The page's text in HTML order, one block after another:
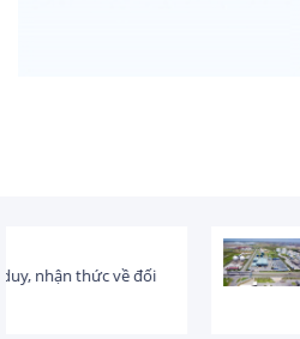
HOẠT ĐỘNG ĐẦU TƯ
Tổng vốn FDI đăng ký